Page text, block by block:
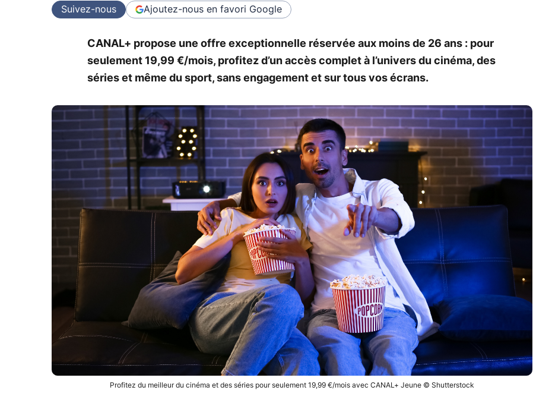
Suivez-nous Ajoutez-nous en favori Google
CANAL+ propose une offre exceptionnelle réservée aux moins de 26 ans : pour
seulement 19,99 €/mois, profitez d’un accès complet à l’univers du cinéma, des
séries et même du sport, sans engagement et sur tous vos écrans.
Profitez du meilleur du cinéma et des séries pour seulement 19,99 €/mois avec CANAL+ Jeune © Shutterstock